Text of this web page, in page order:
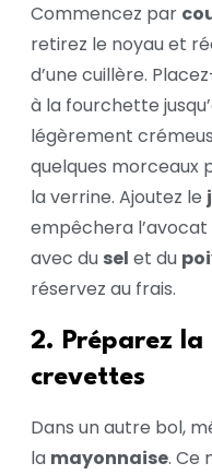
Commencez par
retirez le noyau et
d’une cuillère.
à la fourchette
légèrement
quelques morceaux
la verrine. Ajoutez le
empêchera l’avocat
avec du sel et du
réservez au frais.
2. Préparez la
crevettes
Dans un autre bol,
la mayonnaise. Ce